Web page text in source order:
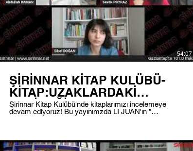
54:07
ŞİRİNNAR KİTAP KULÜBÜ-
KİTAP:UZAKLARDAKİ
AYÇİÇEĞİ
TARLALARI|23.04.2026
Şirinnar Kitap Kulübü'nde kitaplarımızı incelemeye
devam ediyoruz! Bu yayınımzda LI JUAN'ın "
üzerinden görüntülü bir şekilde izleyebilirsiniz.
#radyosirinnar #Radyo #DijitalRadyo #Şirinnar